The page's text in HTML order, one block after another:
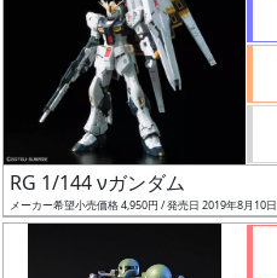
グ
レ
ー
RG 1/144 νガンダム
メーカー希望小売価格 4,950円 / 発売日 2019年8月10日